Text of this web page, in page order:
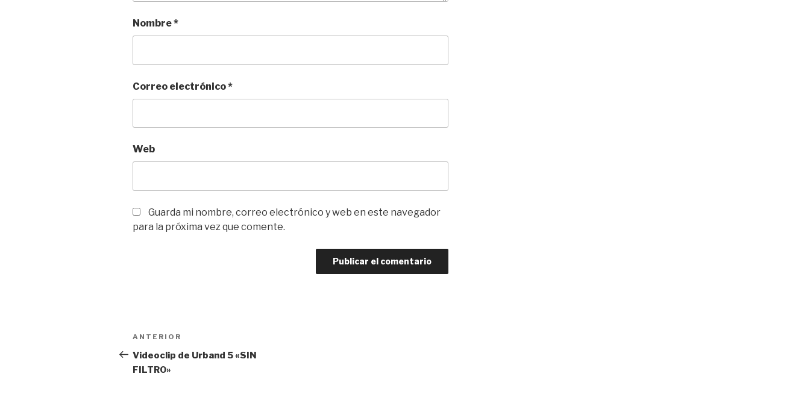
Nombre*
Correo electrónico*
Web
Guarda mi nombre, correo electrónico y web en este navegador
para la próxima vez que comente.
Navegación
de
entradas
Entrada
anterior:
ANTERIOR
Videoclip de Urband 5 «SIN
FILTRO»